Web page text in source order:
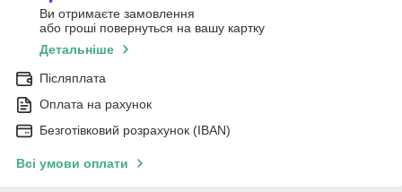
Ви отримаєте замовлення
або гроші повернуться на вашу картку
Детальніше
Післяплата
Оплата на рахунок
Безготівковий розрахунок (IBAN)
Всі умови оплати